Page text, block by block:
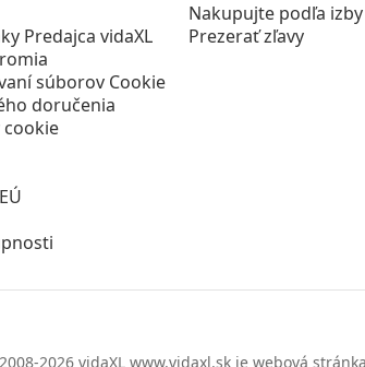
Predajca vidaXL
súborov Cookie
doručenia
cookie
Nakupujte podľa izby
Prezerať zľavy
2026 vidaXL www.vidaxl.sk je webová